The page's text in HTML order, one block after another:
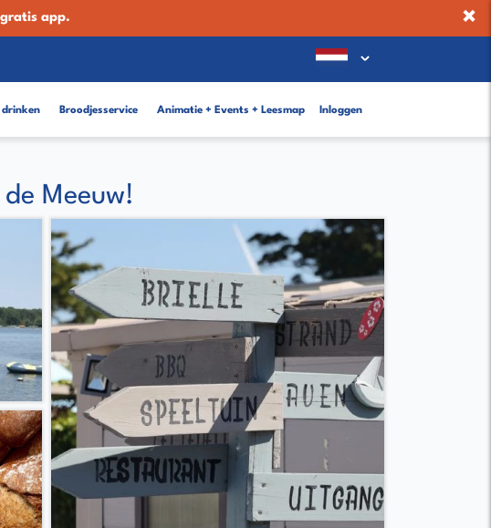
app. ×
drinken Broodjesservice Animatie + Events + Leesmap Inloggen
Meeuw!